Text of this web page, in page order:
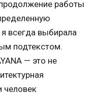
работы
всегда выбирала
подтекстом.
— это не
человек